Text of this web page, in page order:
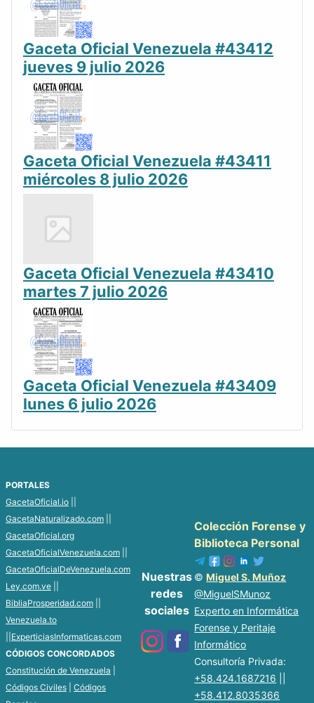
Gaceta Oficial Venezuela #43412
jueves 9 julio 2026
Gaceta Oficial Venezuela #43411
miércoles 8 julio 2026
Gaceta Oficial Venezuela #43410
martes 7 julio 2026
Gaceta Oficial Venezuela #43409
lunes 6 julio 2026
PORTALES
GacetaOficial.io
GacetaNaturalizado.com
GacetaOficial.org
GacetaOficialVenezuela.com
GacetaOficialDeVenezuela.com
Ley.com.ve
BibliaProsperidad.com
Venezuela.to
ExperticiasInformaticas.com
CÓDIGOS CONCORDADOS
Constitución de Venezuela
Códigos Civiles
Códigos
Nuestras
redes
sociales
Colección Forense y
Biblioteca Personal
©Miguel S. Muñoz
@MiguelSMunoz
Experto en Informática
Forense y Peritaje
Informático
Consultoría Privada:
+58.424.1687216
+58.412.8035366